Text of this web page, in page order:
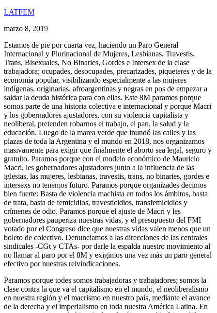
LATFEM
marzo 8, 2019
Estamos de pie por cuarta vez, haciendo un Paro General
Internacional y Plurinacional de Mujeres, Lesbianas, Travestis,
Trans, Bisexuales, No Binaries, Gordes e Intersex de la clase
trabajadora; ocupades, desocupades, precarizades, piqueteres y de la
economía popular, visibilizando especialmente a las mujeres
indígenas, originarias, afroargentinas y negras en pos de empezar a
saldar la deuda histórica para con ellas. Este 8M paramos porque
somos parte de una historia colectiva e internacional y porque Macri
y los gobernadores ajustadores, con su violencia capitalista y
neoliberal, pretenden robarnos el trabajo, el pan, la salud y la
educación. Luego de la marea verde que inundó las calles y las
plazas de toda la Argentina y el mundo en 2018, nos organizamos
masivamente para exigir que finalmente el aborto sea legal, seguro y
gratuito. Paramos porque con el modelo económico de Mauricio
Macri, les gobernadores ajustadores junto a la influencia de las
iglesias, las mujeres, lesbianas, travestis, trans, no binaries, gordes e
intersexs no tenemos futuro. Paramos porque organizades decimos
bien fuerte: Basta de violencia machista en todos los ámbitos, basta
de trata, basta de femicidios, travesticidios, transfemicidios y
crímenes de odio. Paramos porque el ajuste de Macri y les
gobernadores pauperiza nuestras vidas, y el presupuesto del FMI
votado por el Congreso dice que nuestras vidas valen menos que un
boleto de colectivo. Denunciamos a las direcciones de las centrales
sindicales -CGt y CTAs- por darle la espalda nuestro movimiento al
no llamar al paro por el 8M y exigimos una vez más un paro general
efectivo por nuestras reivindicaciones.
Paramos porque todes somos trabajadoras y trabajadores; somos la
clase contra la que va el capitalismo en el mundo, el neoliberalismo
en nuestra región y el macrismo en nuestro país, mediante el avance
de la derecha y el imperialismo en toda nuestra América Latina. En